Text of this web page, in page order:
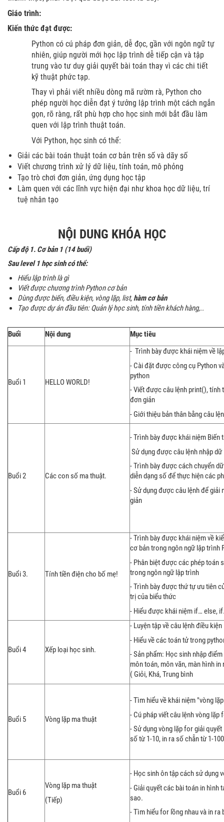
Giáo trình:
Kiến thức đạt được:
Python có cú pháp đơn giản, dễ đọc, gần với ngôn ngữ tự
nhiên, giúp người mới học lập trình dễ tiếp cận và tập
trung vào tư duy giải quyết bài toán thay vì các chi tiết
kỹ thuật phức tạp.
Thay vì phải viết nhiều dòng mã rườm rà, Python cho
phép người học diễn đạt ý tưởng lập trình một cách ngắn
gọn, rõ ràng, rất phù hợp cho học sinh mới bắt đầu làm
quen với lập trình thuật toán.
Với Python, học sinh có thể:
Giải các bài toán thuật toán cơ bản trên số và dãy số
Viết chương trình xử lý dữ liệu, tính toán, mô phỏng
Tạo trò chơi đơn giản, ứng dụng học tập
Làm quen với các lĩnh vực hiện đại như khoa học dữ liệu, trí
tuệ nhân tạo
NỘI DUNG KHÓA HỌC
Cấp độ1. Cơ bản 1 (14buổi)
Sau level 1 học sinh có thể:
Hiểu lập trình là gì
Viết được chương trình Python cơ bản
Dùng được biến, điều kiện, vòng lặp, list,hàm cơ bản
Tạo được dự án đầu tiên: Quản lý học sinh, tính tiền khách hàng,..
Buổi Nội dung Mục tiêu
Buổi 1 HELLO WORLD!
- Trình bày được khái niệm về
- Cài đặt được công cụ Python
python
- Viết được câu lệnh print(), tính
đơn giản
- Giới thiệu bản thân bằng câu
Buổi 2 Các con số ma thuật.
- Trình bày được khái niệm Biến
Sử dụng được câu lệnh nhập dữ
- Trình bày được cách chuyển
diễn dạng số để thực hiện các
- Sử dụng được câu lệnh để
giản
Buổi 3. Tính tiền điện cho bố mẹ!
- Trình bày được khái niệm về
cơ bản trong ngôn ngữ lập trình
- Phân biệt được các phép toán
trong ngôn ngữ lập trình
- Trình bày được thứ tự ưu tiên
trị của biểu thức
- Hiểu được khái niệm if… else,
Buổi 4 Xếp loại học sinh.
- Luyện tập về câu lệnh điều
- Hiểu về các toán tử trong
- Sản phẩm: Học sinh nhập
môn toán, môn văn, màn hình
( Giỏi, Khá, Trung bình
Buổi 5 Vòng lặp ma thuật
- Tìm hiểu về khái niệm "vòng
- Cú pháp viết câu lệnh vòng lặp
- Sử dụng vòng lặp for giải
số từ 1-10, in ra số chẵn từ 1-
Buổi 6
Vòng lặp ma thuật
(Tiếp)
- Học sinh ôn tập cách sử dụng
- Giải quyết các bài toán in hình
sao.
- Tìm hiểu for lồng nhau và in ra